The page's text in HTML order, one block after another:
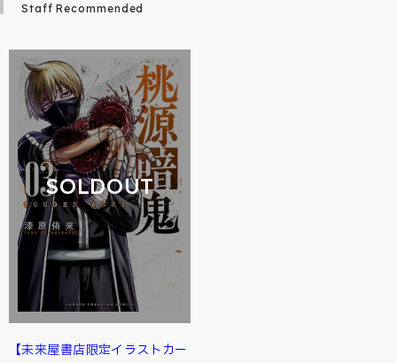
Staff Recommended
SOLDOUT
【未来屋書店限定イラストカー